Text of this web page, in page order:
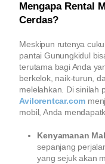
Mengapa Rental
Cerdas?
Meskipun rutenya
pantai Gunungkidul
terutama bagi Anda
berkelok, naik-turun,
melelahkan. Di sinilah
Avilorentcar.com
mobil, Anda
Kenyamanan
sepanjang
yang sejuk akan